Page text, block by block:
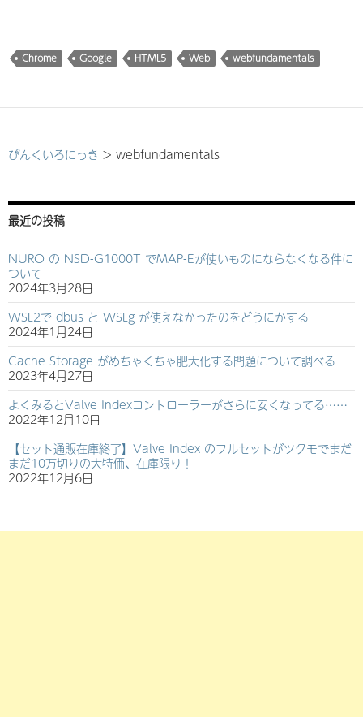
Chrome Google HTML5 Web webfundamentals
ぴんくいろにっき > webfundamentals
最近の投稿
NURO の NSD-G1000T でMAP-Eが使いものにならなくなる件に
ついて
2024年3月28日
WSL2で dbus と WSLg が使えなかったのをどうにかする
2024年1月24日
Cache Storage がめちゃくちゃ肥大化する問題について調べる
2023年4月27日
よくみるとValve Indexコントローラーがさらに安くなってる……
2022年12月10日
【セット通販在庫終了】Valve Index のフルセットがツクモでまだ
まだ10万切りの大特価、在庫限り！
2022年12月6日